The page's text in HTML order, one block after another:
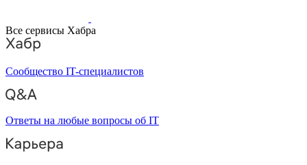
Все сервисы Хабра
Сообщество IT-специалистов
Ответы на любые вопросы об IT